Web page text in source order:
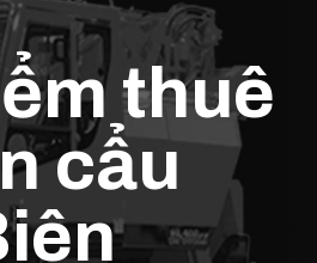
thuê
cẩu